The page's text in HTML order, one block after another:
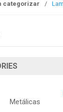
categorizar /
Metálicas